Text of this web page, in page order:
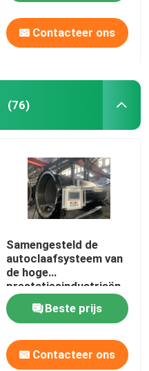
Contacteer ons
(76)
Samengesteld de
autoclaafsysteem van
de hoge
prestatiesindustrieën
voor
ruimtevaart/militaire
materialen
Beste prijs
Contacteer ons